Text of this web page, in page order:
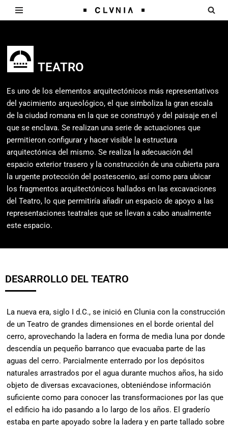
contenido
TEATRO
Es uno de los elementos arquitectónicos más representativos
del yacimiento arqueológico, el que simboliza la gran escala
de la ciudad romana en la que se construyó y del paisaje en el
que se enclava. Se realizan una serie de actuaciones que
permitieron configurar y hacer visible la estructura
arquitectónica del mismo. Se realiza la adecuación del
espacio exterior trasero y la construcción de una cubierta para
la urgente protección del postescenio, así como para ubicar
los fragmentos arquitectónicos hallados en las excavaciones
del Teatro, lo que permitiría añadir un espacio de apoyo a las
representaciones teatrales que se llevan a cabo anualmente
este espacio.
DESARROLLO DEL TEATRO
La nueva era, siglo I d.C., se inició en Clunia con la construcción
de un Teatro de grandes dimensiones en el borde oriental del
cerro, aprovechando la ladera en forma de media luna por donde
descendía un pequeño barranco que evacuaba parte de las
aguas del cerro. Parcialmente enterrado por los depósitos
naturales arrastrados por el agua durante muchos años, ha sido
objeto de diversas excavaciones, obteniéndose información
suficiente como para conocer las transformaciones por las que
el edificio ha ido pasando a lo largo de los años. El graderío
estaba en parte apoyado sobre la ladera y en parte tallado sobre